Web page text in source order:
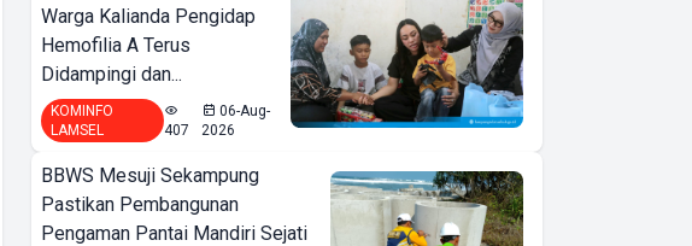
Warga Kalianda Pengidap
Hemofilia A Terus
Didampingi dan...
KOMINFO
LAMSEL
407
06-Aug-
2026
BBWS Mesuji Sekampung
Pastikan Pembangunan
Pengaman Pantai Mandiri Sejati